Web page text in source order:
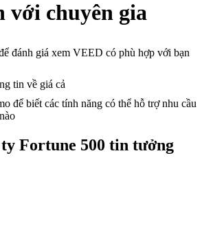
với chuyên gia
đánh giá xem VEED có phù hợp với bạn
tin về giá cả
để biết các tính năng có thể hỗ trợ nhu cầu
Fortune 500 tin tưởng